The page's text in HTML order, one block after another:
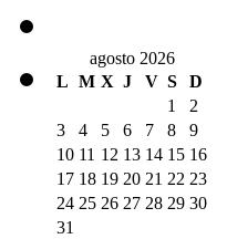
agosto 2026
L M X J V S D
1
2
3
4 5 6 7 8
9
10 11 12 13 14 15 16
17 18 19 20 21 22 23
24 25 26 27 28 29 30
31